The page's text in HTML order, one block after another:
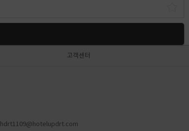
고객센터
hdrt1109@hotelupdrt.com